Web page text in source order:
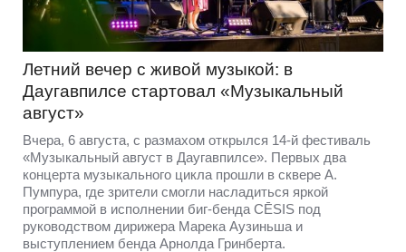
Летний вечер с живой музыкой: в
Даугавпилсе стартовал «Музыкальный
август»
Вчера, 6 августа, с размахом открылся 14-й фестиваль
«Музыкальный август в Даугавпилсе». Первых два
концерта музыкального цикла прошли в сквере А.
Пумпура, где зрители смогли насладиться яркой
программой в исполнении биг-бенда CĒSIS под
руководством дирижера Марека Аузиньша и
выступлением бенда Арнолда Гринберта.